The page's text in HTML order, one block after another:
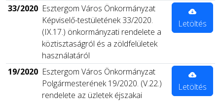
33/2020 Esztergom Város Önkormányzat
Képviselő-testületének 33/2020.
(IX.17.) önkormányzati rendelete a
köztisztaságról és a zöldfelületek
használatáról
Letöltés
19/2020 Esztergom Város Önkormányzat
Polgármesterének 19/2020. (V.22.)
rendelete az üzletek éjszakai
Letöltés